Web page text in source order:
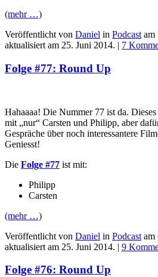
(mehr …)
Veröffentlicht von Daniel in Podcast am
aktualisiert am 25. Juni 2014. | 7
Folge #77: Round Up
Hahaaaa! Die Nummer 77 ist da.
mit „nur“ Carsten und Philipp, aber
Gespräche über noch interessantere
Geniesst!
Die Folge #77 ist mit:
Philipp
Carsten
(mehr …)
Veröffentlicht von Daniel in Podcast am
aktualisiert am 25. Juni 2014. | 9
Folge #76: Round Up